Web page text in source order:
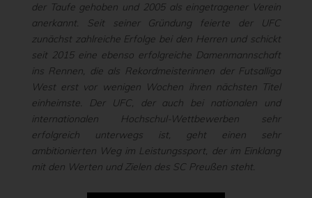
der Taufe gehoben und 2005 als eingetragener Verein
anerkannt. Seit seiner Gründung feierte der UFC
zunächst zahlreiche Erfolge bei den Herren und schickt
seit 2015 eine ebenso erfolgreiche Damenmannschaft
ins Rennen, die als Rekordmeisterinnen der Futsalliga
West erst vor wenigen Wochen ihren nächsten Titel
einheimste. Der UFC, der auch bei nationalen und
internationalen Hochschul-Wettbewerben sehr
erfolgreich unterwegs ist, geht einen sehr
ambitionierten Weg im Leistungssport, der im Einklang
mit den Werten und Zielen des SC Preußen steht.